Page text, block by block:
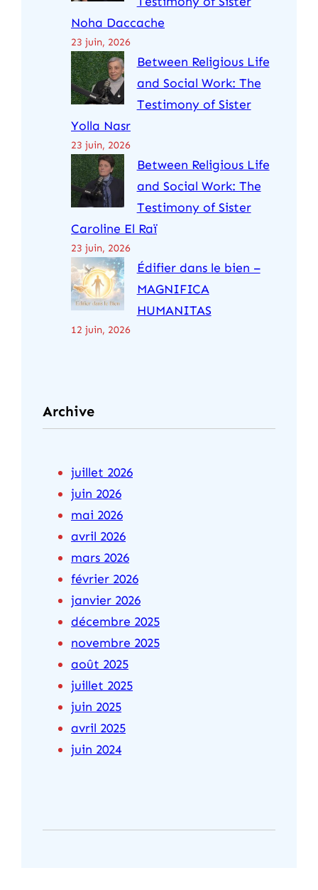
Noha Daccache
23 juin, 2026
Between Religious Life
and Social Work: The
Testimony of Sister
Yolla Nasr
23 juin, 2026
Between Religious Life
and Social Work: The
Testimony of Sister
Caroline El Raï
23 juin, 2026
Édifier dans le bien –
MAGNIFICA
HUMANITAS
12 juin, 2026
Archive
juillet 2026
juin 2026
mai 2026
avril 2026
mars 2026
février 2026
janvier 2026
décembre 2025
novembre 2025
août 2025
juillet 2025
juin 2025
avril 2025
juin 2024